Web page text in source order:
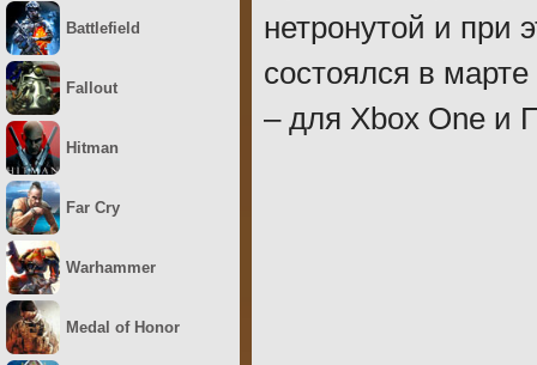
нетронутой и при
состоялся в
– для Xbox One и
Battlefield
Fallout
Hitman
Far Cry
Warhammer
Medal of Honor